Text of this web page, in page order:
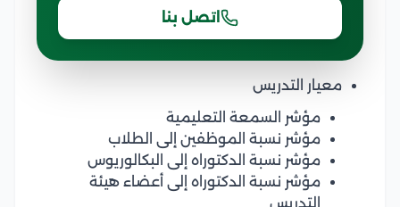
اتصل بنا
معيار التدريس
مؤشر السمعة التعليمية
مؤشر نسبة الموظفين إلى الطلاب
مؤشر نسبة الدكتوراه إلى البكالوريوس
مؤشر نسبة الدكتوراه إلى أعضاء هيئة
التدريس